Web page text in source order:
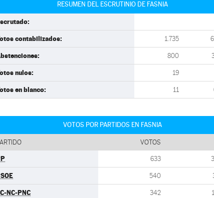
RESUMEN DEL ESCRUTINIO DE FASNIA
contabilizados: 1.735
800
nulos: 19
en blanco: 11
VOTOS POR PARTIDOS EN FASNIA
VOTOS
633
540
NC-PNC 342